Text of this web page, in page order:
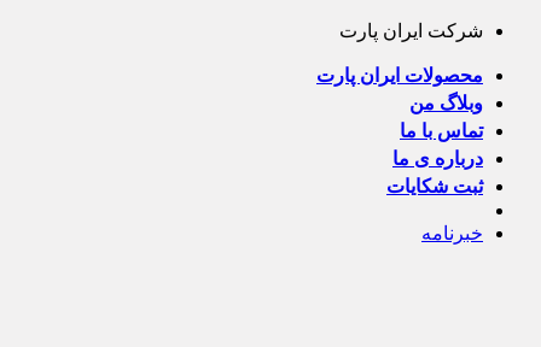
Skip
content
شرکت ایران پارت
محصولات ایران پارت
وبلاگ من
تماس با ما
درباره ی ما
ثبت شکایات
خبرنامه